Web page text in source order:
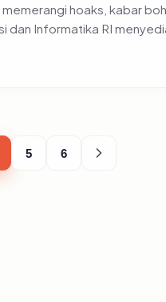
hoaks, kabar
Informatika RI
5 6